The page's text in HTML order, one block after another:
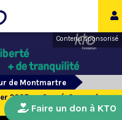
Contenu sponsorisé
de Montmartre
2025 au Sacré-Coeur de
Faire un don à KTO